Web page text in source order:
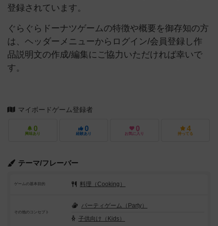
登録されています。
ぐらぐらドーナツゲームの特徴や概要を御存知の方
は、ヘッダーメニューからログイン/会員登録し作
品説明文の作成/編集にご協力いただければ幸いで
す。
マイボードゲーム登録者
0
興味あり
0
経験あり
0
お気に入り
4
持ってる
テーマ/フレーバー
ゲームの基本目的 料理（Cooking）
その他のコンセプト
パーティゲーム（Party）
子供向け（Kids）